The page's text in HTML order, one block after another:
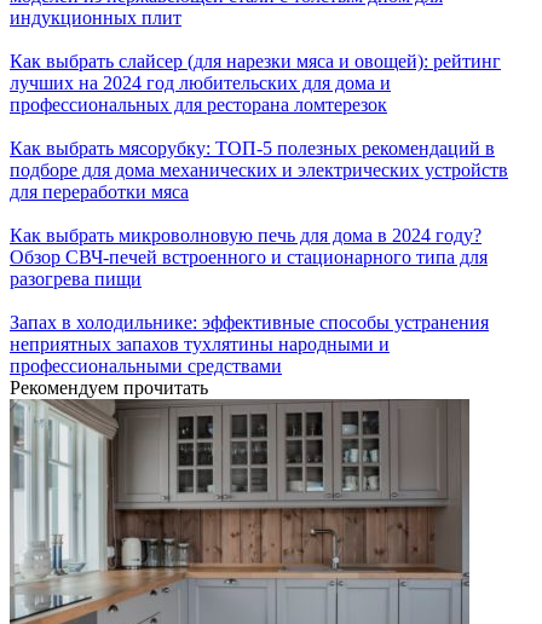
индукционных плит
Как выбрать слайсер (для нарезки мяса и овощей): рейтинг
лучших на 2024 год любительских для дома и
профессиональных для ресторана ломтерезок
Как выбрать мясорубку: ТОП-5 полезных рекомендаций в
подборе для дома механических и электрических устройств
для переработки мяса
Как выбрать микроволновую печь для дома в 2024 году?
Обзор СВЧ-печей встроенного и стационарного типа для
разогрева пищи
Запах в холодильнике: эффективные способы устранения
неприятных запахов тухлятины народными и
профессиональными средствами
Рекомендуем прочитать